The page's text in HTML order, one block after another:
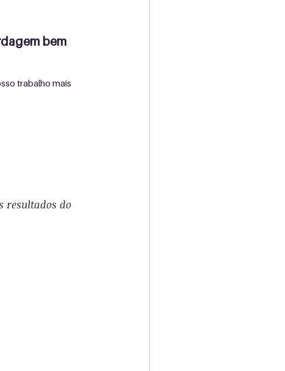
bem
trabalho mais
resultados do